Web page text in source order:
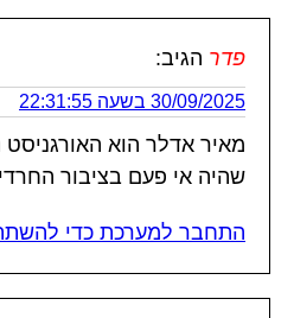
פדר הגיב:
30/09/2025 בשעה 22:31:55
מאיר אדלר הוא
שהיה אי פעם בציבור
התחבר למערכת כדי